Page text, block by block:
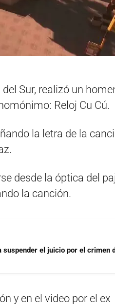
Sur, realizó un
Reloj Cu Cú.
la letra de la
desde la óptica del
la canción.
suspender el juicio por el crimen
y en el video por el ex